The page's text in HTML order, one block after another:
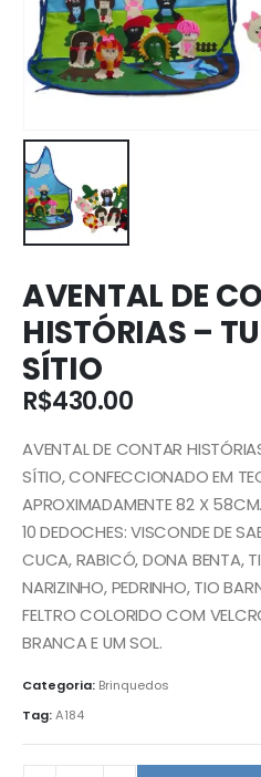
AVENTAL DE
HISTÓRIAS –
SÍTIO
R$430.00
AVENTAL DE CONTAR
SÍTIO, CONFECCIONADO EM
APROXIMADAMENTE 82 X
10 DEDOCHES: VISCONDE DE
CUCA, RABICÓ, DONA BENTA,
NARIZINHO, PEDRINHO, TIO
FELTRO COLORIDO COM
BRANCA E UM SOL.
Categoria: Brinquedos
Tag:A184